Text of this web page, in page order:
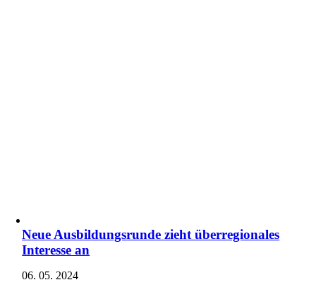
Neue Ausbildungsrunde zieht überregionales
Interesse an
06. 05. 2024